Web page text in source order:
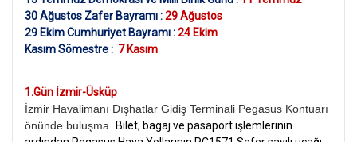
30 Ağustos Zafer Bayramı :29 Ağustos
29 Ekim Cumhuriyet Bayramı :24 Ekim
Kasım Sömestre : 7 Kasım
1.Gün İzmir-Üsküp
İzmir Havalimanı Dışhatlar Gidiş Terminali Pegasus Kontuarı
önünde buluşma. Bilet, bagaj ve pasaport işlemlerinin